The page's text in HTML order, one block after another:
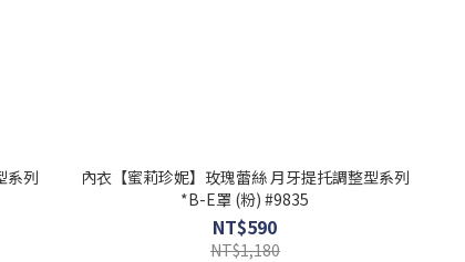
系列
內衣【蜜莉珍妮】玫瑰蕾絲 月牙提托調整型系列
*B-E罩 (粉) #9835
NT$590
NT$1,180